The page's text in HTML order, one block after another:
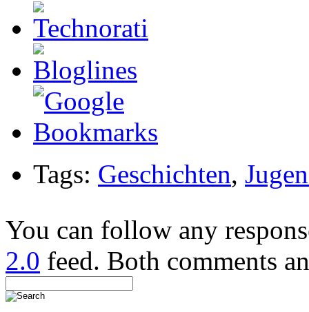
Tags: Geschichten,
You can follow any
2.0 feed. Both comments